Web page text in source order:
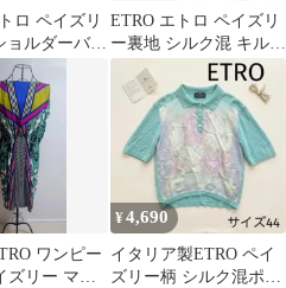
ロ ペイズリ
ョルダーバッ
あり
ETRO エトロ ペイズリ
ー裏地 シルク混 キルテ
ィングフードジャケッ
ト
ワンピー
ズリー マル
¥4,690
イタリア製ETRO ペイ
ズリー柄 シルク混ポロ